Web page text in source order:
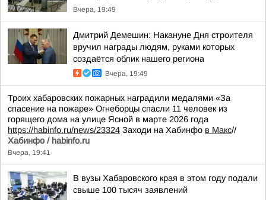
Вчера, 19:49
Дмитрий Демешин: Накануне Дня строителя
вручил награды людям, руками которых
создаётся облик нашего региона
Вчера, 19:49
Троих хабаровских пожарных наградили медалями «За
спасение на пожаре» Огнеборцы спасли 11 человек из
горящего дома на улице Ясной в марте 2026 года
https://habinfo.ru/news/23324 Заходи на Хабинфо в Макс//
Хабинфо / habinfo.ru
Вчера, 19:41
В вузы Хабаровского края в этом году подали
свыше 100 тысяч заявлений